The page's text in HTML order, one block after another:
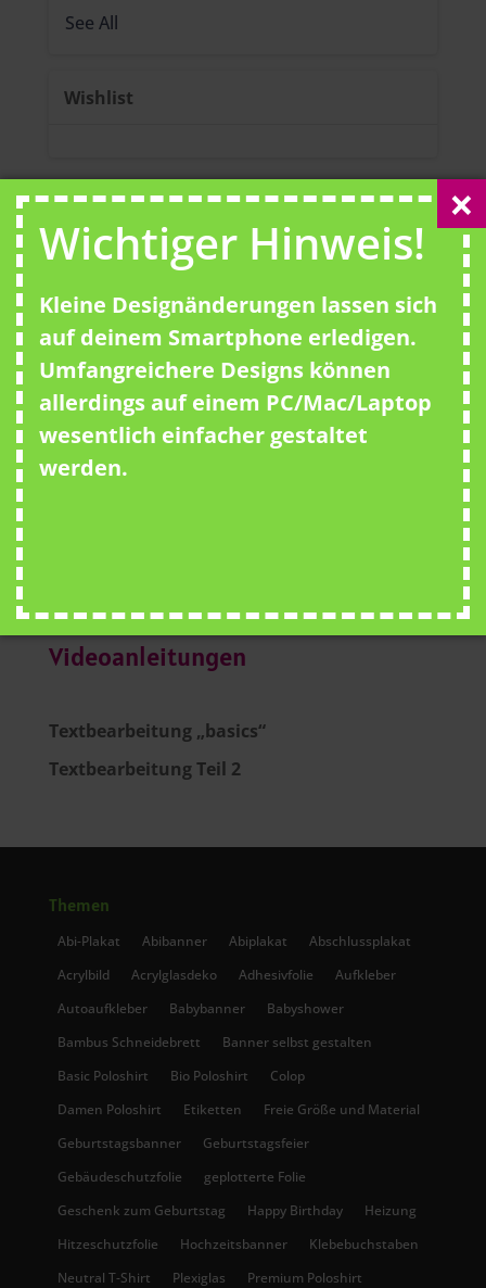
See All
Wishlist
No template has found yet.
Videoanleitungen
Textbearbeitung „basics“
Textbearbeitung Teil 2
Themen
Abi-Plakat Abibanner Abiplakat
Abschlussplakat
Acrylbild
Acrylglasdeko Adhesivfolie
Aufkleber
Autoaufkleber
Babybanner
Babyshower
Bambus Schneidebrett
Banner selbst gestalten
Basic Poloshirt
Bio Poloshirt
Colop
Damen Poloshirt
Etiketten
Freie Größe und Material
Geburtstagsbanner
Geburtstagsfeier
Gebäudeschutzfolie
geplotterte Folie
Geschenk zum Geburtstag
Happy Birthday
Heizung
Hitzeschutzfolie
Hochzeitsbanner
Klebebuchstaben
Neutral T-Shirt
Plexiglas
Premium Poloshirt
Wichtiger Hinweis!
Kleine Designänderungen lassen sich
auf deinem Smartphone erledigen.
Umfangreichere Designs können
allerdings auf einem PC/Mac/Laptop
wesentlich einfacher gestaltet
werden.